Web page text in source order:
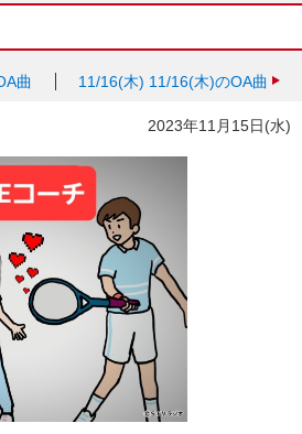
曲 11/16(木) 11/16(木)のOA曲
2023年11月15日(水)